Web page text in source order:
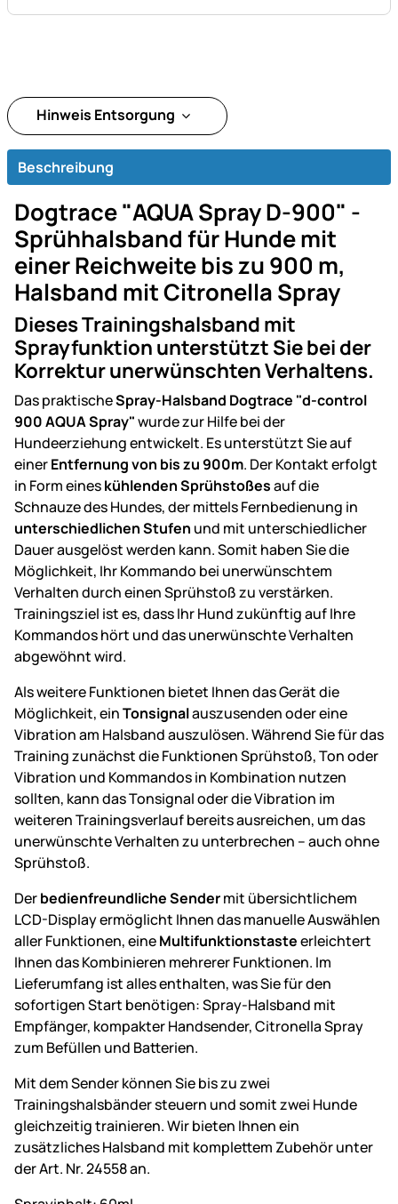
Hinweis Entsorgung
Beschreibung
Dogtrace "AQUA Spray D-900" -
Sprühhalsband für Hunde mit
einer Reichweite bis zu 900 m,
Halsband mit Citronella Spray
Dieses Trainingshalsband mit
Sprayfunktion unterstützt Sie bei der
Korrektur unerwünschten Verhaltens.
Das praktischeSpray-Halsband Dogtrace "d-control
900 AQUA Spray"wurde zur Hilfe bei der
Hundeerziehung entwickelt. Es unterstützt Sie auf
einerEntfernung von bis zu 900m. Der Kontakt erfolgt
in Form eineskühlenden Sprühstoßesauf die
Schnauze des Hundes, der mittels Fernbedienung in
unterschiedlichen Stufen und mit unterschiedlicher
Dauer ausgelöst werden kann. Somit haben Sie die
Möglichkeit, Ihr Kommando bei unerwünschtem
Verhalten durch einen Sprühstoß zu verstärken.
Trainingsziel ist es, dass Ihr Hund zukünftig auf Ihre
Kommandos hört und das unerwünschte Verhalten
abgewöhnt wird.
Als weitere Funktionen bietet Ihnen das Gerät die
Möglichkeit, einTonsignalauszusenden oder eine
Vibration am Halsband auszulösen. Während Sie für das
Training zunächst die Funktionen Sprühstoß, Ton oder
Vibration und Kommandos in Kombination nutzen
sollten, kann das Tonsignal oder die Vibration im
weiteren Trainingsverlauf bereits ausreichen, um das
unerwünschte Verhalten zu unterbrechen – auch ohne
Sprühstoß.
Derbedienfreundliche Sendermit übersichtlichem
LCD-Display ermöglicht Ihnen das manuelle Auswählen
aller Funktionen, eineMultifunktionstasteerleichtert
Ihnen das Kombinieren mehrerer Funktionen. Im
Lieferumfang ist alles enthalten, was Sie für den
sofortigen Start benötigen: Spray-Halsband mit
Empfänger, kompakter Handsender, Citronella Spray
zum Befüllen und Batterien.
Mit dem Sender können Sie bis zu zwei
Trainingshalsbänder steuern und somit zwei Hunde
gleichzeitig trainieren. Wir bieten Ihnen ein
zusätzliches Halsband mit komplettem Zubehör unter
der Art. Nr. 24558 an.